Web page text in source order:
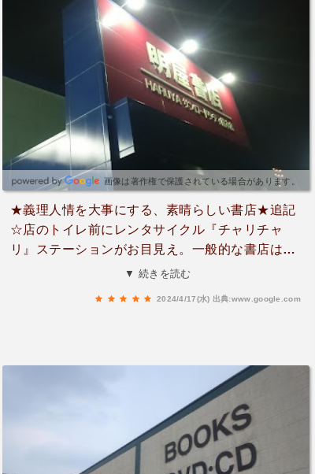
画像は著作権で保護されている場合があります。
★義理人情を大事にする、素晴らしい書店★追記
☆店のトイレ前にレンタサイクル『チャリチャ
リ』ステーションがお目見え。一般的な書店は雑
誌など取り寄せ注文をしたら必ず買取必須なんで
ある物から選んで頂いても良いですよ？』と、丁
寧に対応されている姿に感動。そんなステキな書
店だからこそ応援したくて、予約する店。買いた
い新刊も揃っていて助かる。ご祝儀袋や、文房具
など雑貨が揃い、DVDとかの販売も有り便利。新
刊2冊買いに行き、レジ担当のお姉さんがパソコ
▼ 続きを読む
2024/4/17(水) 出典:www.google.com